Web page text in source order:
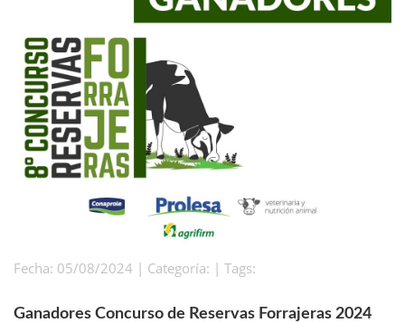
Fecha: 05/08/2024 | Categoría: | Tags:
Ganadores Concurso de Reservas Forrajeras 2024